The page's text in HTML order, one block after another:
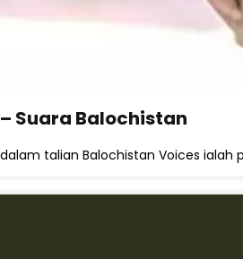
Suara Balochistan
talian Balochistan Voices ialah